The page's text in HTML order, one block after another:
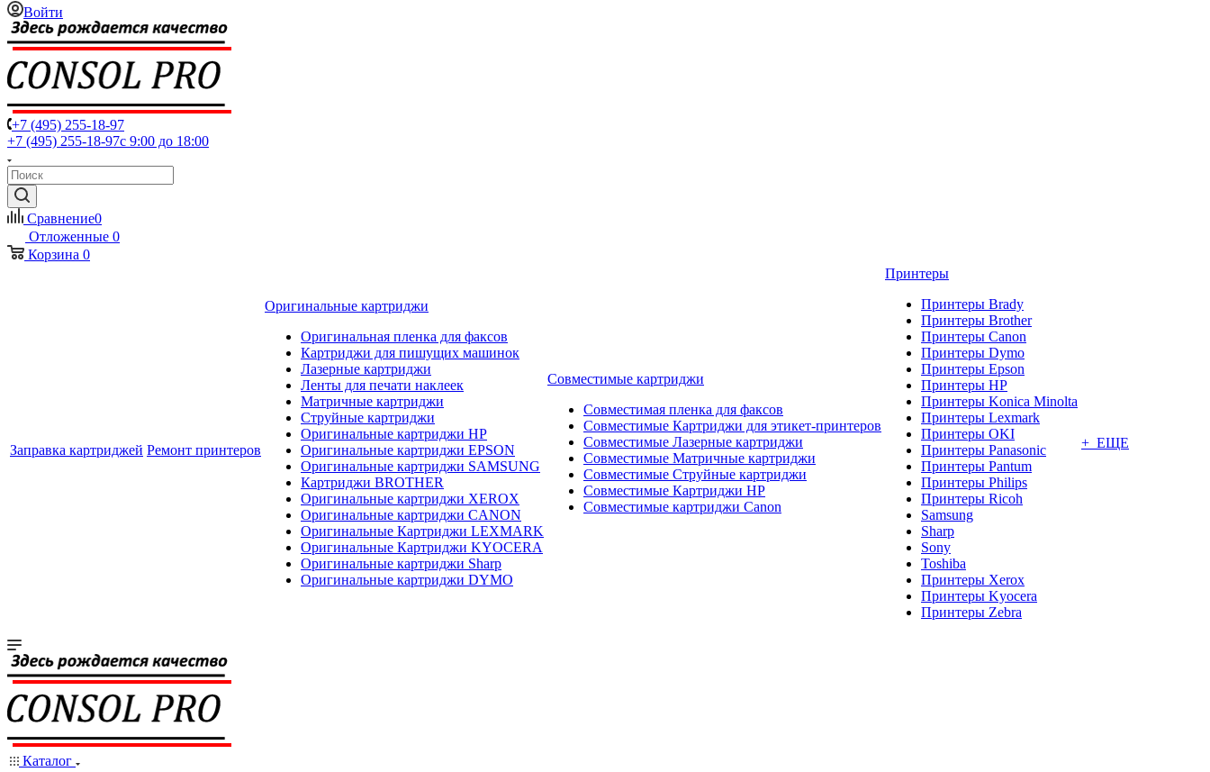
Войти
+7 (495) 255-18-97
+7 (495) 255-18-97с 9:00 до 18:00
Сравнение0
Отложенные 0
Корзина 0
Заправка картриджей Ремонт принтеров
Оригинальные картриджи
Оригинальная пленка для факсов
Картриджи для пишущих машинок
Лазерные картриджи
Ленты для печати наклеек
Матричные картриджи
Струйные картриджи
Оригинальные картриджи HP
Оригинальные картриджи EPSON
Оригинальные картриджи SAMSUNG
Картриджи BROTHER
Оригинальные картриджи XEROX
Оригинальные картриджи CANON
Оригинальные Картриджи LEXMARK
Оригинальные Картриджи KYOCERA
Оригинальные картриджи Sharp
Оригинальные картриджи DYMO
Совместимые картриджи
Совместимая пленка для факсов
Совместимые Картриджи для этикет-принтеров
Совместимые Лазерные картриджи
Совместимые Матричные картриджи
Совместимые Струйные картриджи
Совместимые Картриджи HP
Совместимые картриджи Canon
Принтеры
Принтеры Brady
Принтеры Brother
Принтеры Canon
Принтеры Dymo
Принтеры Epson
Принтеры HP
Принтеры Konica Minolta
Принтеры Lexmark
Принтеры OKI
Принтеры Panasonic
Принтеры Pantum
Принтеры Philips
Принтеры Ricoh
Samsung
Sharp
Sony
Toshiba
Принтеры Xerox
Принтеры Kyocera
Принтеры Zebra
+ ЕЩЕ
Каталог